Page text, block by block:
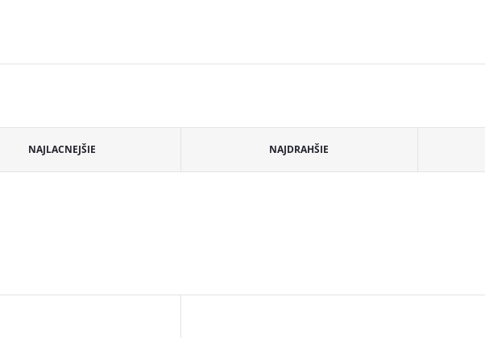
NAJLACNEJŠIE NAJDRAHŠIE